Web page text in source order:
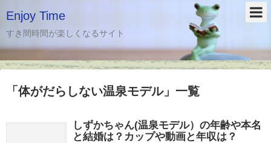
Enjoy Time
すき間時間が楽しくなるサイト
「 体がだらしない温泉モデル」 一覧
しずかちゃん(温泉モデル）の年齢や本名
と結婚は？カップや動画と年収は？